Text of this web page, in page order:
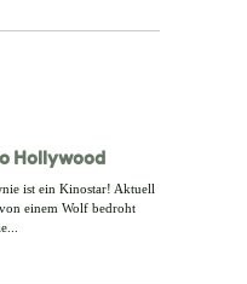
Hollywood
ist ein Kinostar! Aktuell
einem Wolf bedroht